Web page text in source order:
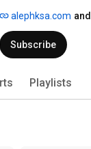
alephksa.com
Subscribe
Playlists